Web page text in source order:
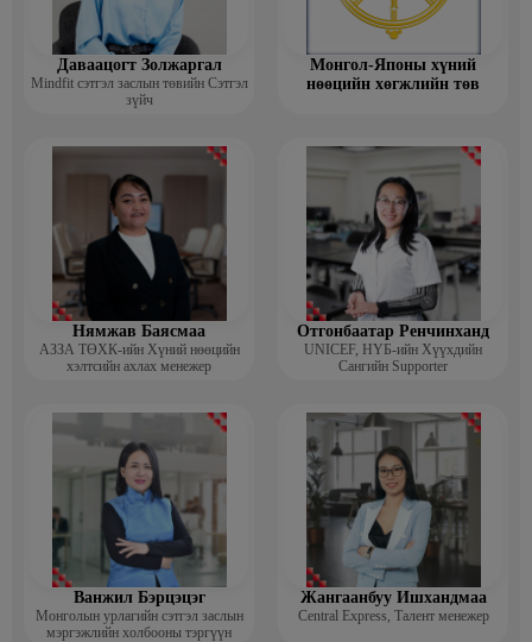
Даваацогт Золжаргал
Mindfit сэтгэл заслын төвийн Сэтгэл
зүйч
Монгол-Японы хүний
нөөцийн хөгжлийн төв
Нямжав Баясмаа
АЗЗА ТӨХК-ийн Хүний нөөцийн
хэлтсийн ахлах менежер
Отгонбаатар Ренчинханд
UNIСЕF, НҮБ-ийн Хүүхдийн
Сангийн Supporter
Ванжил Бэрцэцэг
Монголын урлагийн сэтгэл заслын
мэргэжлийн холбооны тэргүүн
Жангаанбуу Ишхандмаа
Central Express, Талент менежер